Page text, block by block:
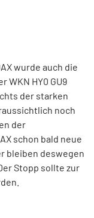
wurde auch die
WKN HY0 GU9
der starken
noch
der
schon bald neue
bleiben deswegen
Stopp sollte zur